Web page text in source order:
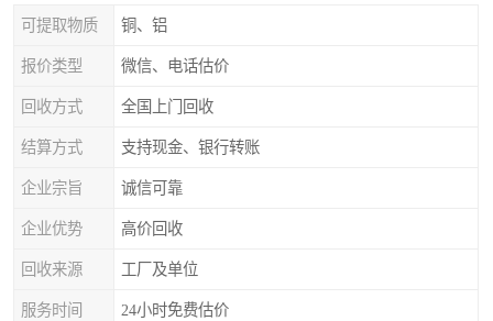
可提取物质 铜、铝
报价类型 微信、电话估价
回收方式 全国上门回收
结算方式 支持现金、银行转账
企业宗旨 诚信可靠
企业优势 高价回收
回收来源 工厂及单位
服务时间 24小时免费估价